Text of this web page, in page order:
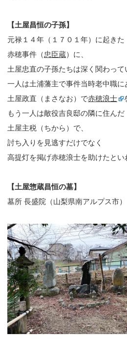
【土屋昌恒の子孫】
元禄１４年（１７０１年）に起きた
赤穂事件（忠臣蔵）に、
土屋忠直の子孫たちは深く関わって
一人は土浦藩主で事件当時老中職に
土屋政直（まさなお）で赤穂浪士
もう一人は敵役吉良邸の隣に住んだ
土屋主税（ちから）で、
討ち入りを見逃すだけでなく
高提灯を掲げ赤穂浪士を助けたとい
【土屋惣蔵昌恒の墓】
墓所 長盛院（山梨県南アルプス市）